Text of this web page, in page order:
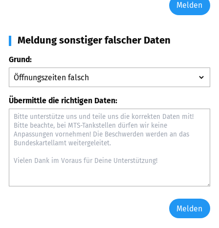
Melden
Meldung sonstiger falscher Daten
Grund:
Übermittle die richtigen Daten:
Melden